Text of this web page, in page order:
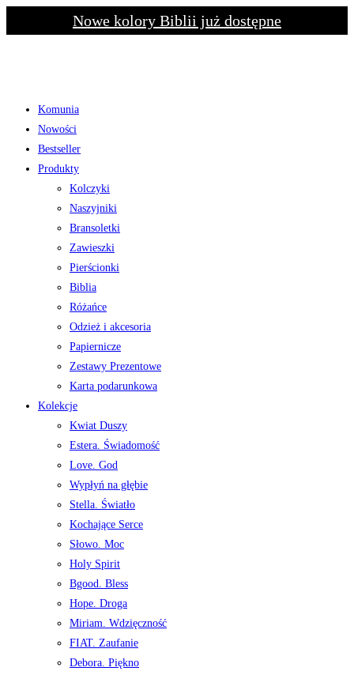
to
Nowe kolory Biblii już dostępne
Komunia
Nowości
Bestseller
Produkty
Kolczyki
Naszyjniki
Bransoletki
Zawieszki
Pierścionki
Biblia
Różańce
Odzież i akcesoria
Papiernicze
Zestawy Prezentowe
Karta podarunkowa
Kolekcje
Kwiat Duszy
Estera. Świadomość
Love. God
Wypłyń na głębie
Stella. Światło
Kochające Serce
Słowo. Moc
Holy Spirit
Bgood. Bless
Hope. Droga
Miriam. Wdzięczność
FIAT. Zaufanie
Debora. Piękno